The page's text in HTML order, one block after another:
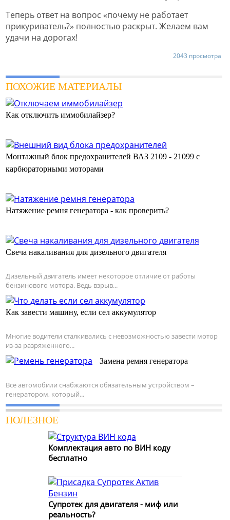
Теперь ответ на вопрос «почему не работает
прикуриватель?» полностью раскрыт. Желаем вам
удачи на дорогах!
2043 просмотра
ПОХОЖИЕ МАТЕРИАЛЫ
Как отключить иммобилайзер?
Монтажный блок предохранителей ВАЗ 2109 - 21099 с
карбюраторными моторами
Натяжение ремня генератора - как проверить?
Свеча накаливания для дизельного двигателя
Дизельный двигатель имеет некоторое отличие от работы
бензинового мотора. Ведь взрыв...
Как завести машину, если сел аккумулятор
Многие водители сталкивались с невозможностью завести мотор
из-за разряженного...
Замена ремня генератора
Все автомобили снабжаются обязательным устройством –
генератором, который...
ПОЛЕЗНОЕ
Комплектация авто по ВИН коду
бесплатно
Супротек для двигателя - миф или
реальность?